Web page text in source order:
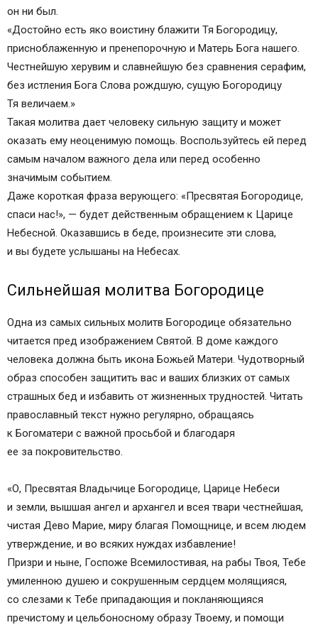
он ни был.
«Достойно есть яко воистину блажити Тя Богородицу,
присноблаженную и пренепорочную и Матерь Бога нашего.
Честнейшую херувим и славнейшую без сравнения серафим,
без истления Бога Слова рождшую, сущую Богородицу
Тя величаем.»
Такая молитва дает человеку сильную защиту и может
оказать ему неоценимую помощь. Воспользуйтесь ей перед
самым началом важного дела или перед особенно
значимым событием.
Даже короткая фраза верующего: «Пресвятая Богородице,
спаси нас!», — будет действенным обращением к Царице
Небесной. Оказавшись в беде, произнесите эти слова,
и вы будете услышаны на Небесах.
Сильнейшая молитва Богородице
Одна из самых сильных молитв Богородице обязательно
читается пред изображением Святой. В доме каждого
человека должна быть икона Божьей Матери. Чудотворный
образ способен защитить вас и ваших близких от самых
страшных бед и избавить от жизненных трудностей. Читать
православный текст нужно регулярно, обращаясь
к Богоматери с важной просьбой и благодаря
ее за покровительство.
«О, Пресвятая Владычице Богородице, Царице Небеси
и земли, вышшая ангел и архангел и всея твари честнейшая,
чистая Дево Марие, миру благая Помощнице, и всем людем
утверждение, и во всяких нуждах избавление!
Призри и ныне, Госпоже Всемилостивая, на рабы Твоя, Тебе
умиленною душею и сокрушенным сердцем молящияся,
со слезами к Тебе припадающия и покланяющияся
пречистому и цельбоносному образу Твоему, и помощи